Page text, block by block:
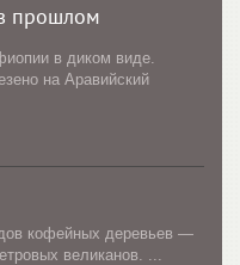
прошлом
в диком виде.
на Аравийский
кофейных деревьев —
великанов. ...